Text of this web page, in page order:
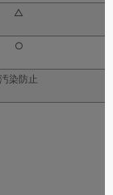
△
○
汚染防止